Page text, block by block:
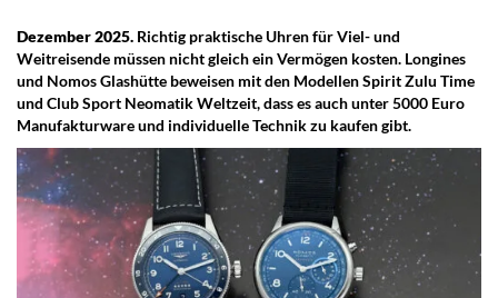
Dezember 2025. Richtig praktische Uhren für Viel- und
Weitreisende müssen nicht gleich ein Vermögen kosten. Longines
und Nomos Glashütte beweisen mit den Modellen Spirit Zulu Time
und Club Sport Neomatik Weltzeit, dass es auch unter 5000 Euro
Manufakturware und individuelle Technik zu kaufen gibt.